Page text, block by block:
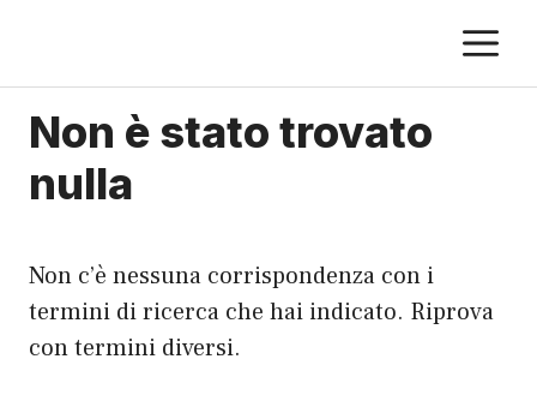
contenuto
Non è stato trovato
nulla
Non c’è nessuna corrispondenza con i
termini di ricerca che hai indicato. Riprova
con termini diversi.